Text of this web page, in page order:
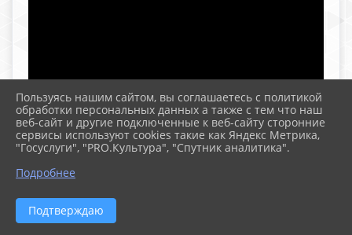
Пользуясь нашим сайтом, вы соглашаетесь с политикой
обработки персональных данных а также с тем что наш
веб-сайт и другие подключенные к веб-сайту сторонние
сервисы используют cookies такие как Яндекс Метрика,
"Госуслуги", "PRO.Культура", "Спутник аналитика".
Подробнее
Подтверждаю